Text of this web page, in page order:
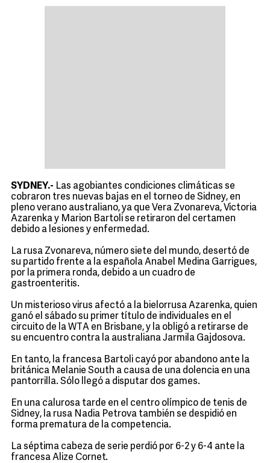
SYDNEY.- Las agobiantes condiciones climáticas se
cobraron tres nuevas bajas en el torneo de Sidney, en
pleno verano australiano, ya que Vera Zvonareva, Victoria
Azarenka y Marion Bartoli se retiraron del certamen
debido a lesiones y enfermedad.
La rusa Zvonareva, número siete del mundo, desertó de
su partido frente a la española Anabel Medina Garrigues,
por la primera ronda, debido a un cuadro de
gastroenteritis.
Un misterioso virus afectó a la bielorrusa Azarenka, quien
ganó el sábado su primer título de individuales en el
circuito de la WTA en Brisbane, y la obligó a retirarse de
su encuentro contra la australiana Jarmila Gajdosova.
En tanto, la francesa Bartoli cayó por abandono ante la
británica Melanie South a causa de una dolencia en una
pantorrilla. Sólo llegó a disputar dos games.
En una calurosa tarde en el centro olímpico de tenis de
Sidney, la rusa Nadia Petrova también se despidió en
forma prematura de la competencia.
La séptima cabeza de serie perdió por 6-2 y 6-4 ante la
francesa Alize Cornet.